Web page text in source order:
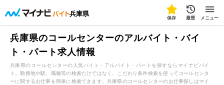
兵庫県
保存 履歴 メニュー
兵庫県のコールセンターのアルバイト・バイ
ト・パート求人情報
兵庫県のコールセンターの人気バイト・アルバイト・パートを探すならマイナビバイ
ト。勤務地や駅、職種等の検索だけではなく、こだわり条件検索を使ってコールセンタ
ーに関するお仕事を簡単に検索できます。兵庫県のコールセンターのお仕事探しはマイ